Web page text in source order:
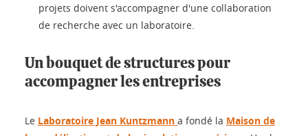
projets doivent s'accompagner d'une collaboration
de recherche avec un laboratoire.
Un bouquet de structures pour
accompagner les entreprises
Le Laboratoire Jean Kuntzmann a fondé la Maison de